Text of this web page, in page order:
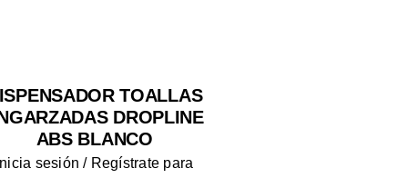
TOALLAS
DROPLINE
ABS BLANCO
sesión / Regístrate para